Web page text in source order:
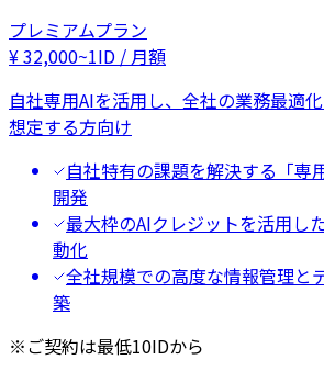
プレミアムプラン
¥32,000~1ID / 月額
自社専用AIを活用し、全社の業務最適
想定する方向け
自社特有の課題を解決する「専
開発
最大枠のAIクレジットを活用し
動化
全社規模での高度な情報管理と
築
※ご契約は最低10IDから